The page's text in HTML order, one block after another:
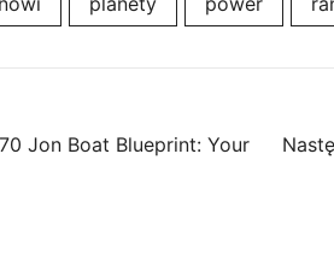
Jon Boat Blueprint: Your